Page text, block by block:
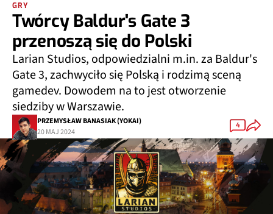
GRY
Twórcy Baldur's Gate 3
przenoszą się do Polski
Larian Studios, odpowiedzialni m.in. za Baldur's
Gate 3, zachwyciło się Polską i rodzimą sceną
gamedev. Dowodem na to jest otworzenie
siedziby w Warszawie.
PRZEMYSŁAW BANASIAK (YOKAI)
20 MAJ 2024
4